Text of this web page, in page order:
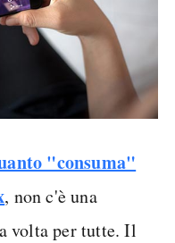
"consuma"
, non c'è una
volta per tutte. Il